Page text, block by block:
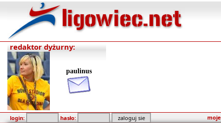
redaktor dyżurny:
paulinus
login: hasło: